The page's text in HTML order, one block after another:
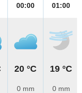
00:00
20 °C
0 mm
01:00
19 °C
0 mm